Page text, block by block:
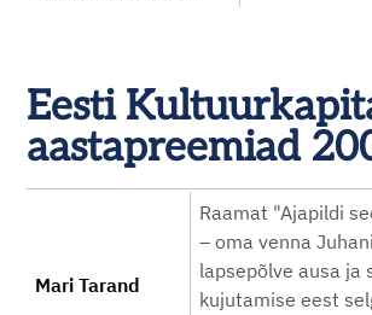
Eesti
aastapreemiad
Mari Tarand
Raamat "Ajapildi
– oma venna Juhani
lapsepõlve ausa ja
kujutamise eest